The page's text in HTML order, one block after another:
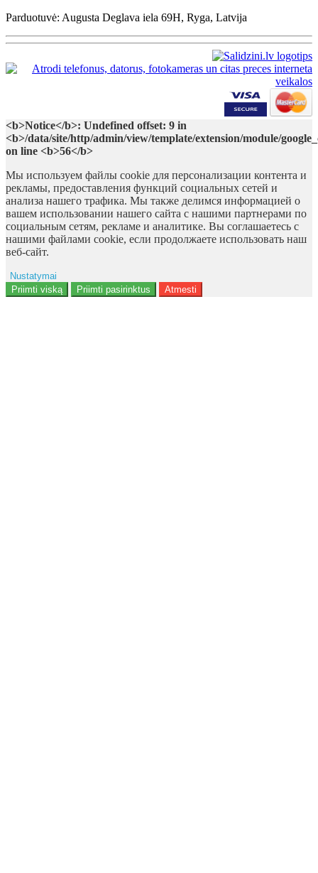
Parduotuvė: Augusta Deglava iela 69H, Ryga, Latvija
<b>Notice</b>: Undefined offset: 9 in
<b>/data/site/http/admin/view/template/extension/module/
on line <b>56</b>
Мы используем файлы cookie для персонализации контента и
рекламы, предоставления функций социальных сетей и
анализа нашего трафика. Мы также делимся информацией о
вашем использовании нашего сайта с нашими партнерами по
социальным сетям, рекламе и аналитике. Вы соглашаетесь с
нашими файлами cookie, если продолжаете использовать наш
веб-сайт.
Nustatymai
Reklama
Priimti viską Priimti pasirinktus Atmesti